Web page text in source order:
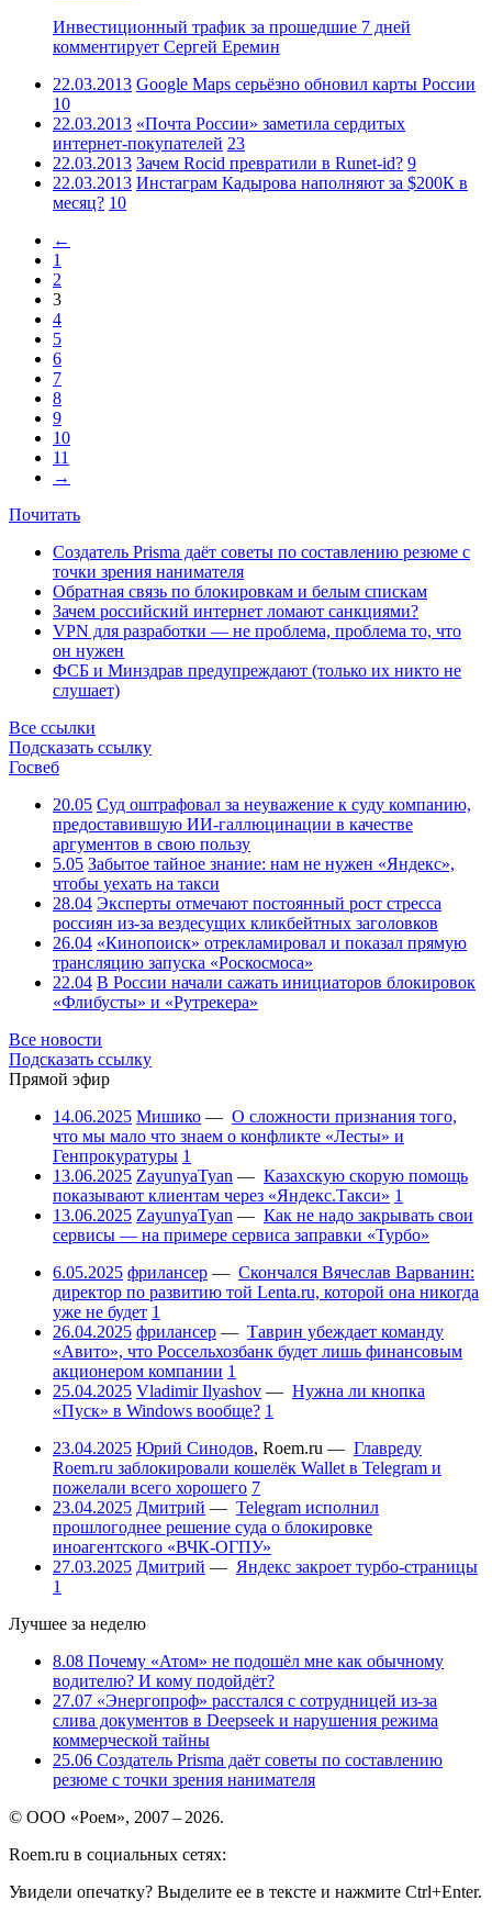
Инвестиционный трафик за прошедшие 7 дней
комментирует Сергей Еремин
22.03.2013 Google Maps серьёзно обновил карты России
10
22.03.2013 «Почта России» заметила сердитых
интернет-покупателей 23
22.03.2013 Зачем Rocid превратили в Runet-id? 9
22.03.2013 Инстаграм Кадырова наполняют за $200К в
месяц? 10
←
1
2
3
4
5
6
7
8
9
10
11
→
Почитать
Создатель Prisma даёт советы по составлению резюме с
точки зрения нанимателя
Обратная связь по блокировкам и белым спискам
Зачем российский интернет ломают санкциями?
VPN для разработки — не проблема, проблема то, что
он нужен
ФСБ и Минздрав предупреждают (только их никто не
слушает)
Все ссылки
Подсказать ссылку
Госвеб
20.05 Суд оштрафовал за неуважение к суду компанию,
предоставившую ИИ-галлюцинации в качестве
аргументов в свою пользу
5.05 Забытое тайное знание: нам не нужен «Яндекс»,
чтобы уехать на такси
28.04 Эксперты отмечают постоянный рост стресса
россиян из-за вездесущих кликбейтных заголовков
26.04 «Кинопоиск» отрекламировал и показал прямую
трансляцию запуска «Роскосмоса»
22.04 В России начали сажать инициаторов блокировок
«Флибусты» и «Рутрекера»
Все новости
Подсказать ссылку
Прямой эфир
14.06.2025 Мишико — О сложности признания того,
что мы мало что знаем о конфликте «Лесты» и
Генпрокуратуры 1
13.06.2025 ZayunyaTyan — Казахскую скорую помощь
показывают клиентам через «Яндекс.Такси» 1
13.06.2025 ZayunyaTyan — Как не надо закрывать свои
сервисы — на примере сервиса заправки «Турбо»
6.05.2025 фрилансер — Скончался Вячеслав Варванин:
директор по развитию той Lenta.ru, которой она никогда
уже не будет 1
26.04.2025 фрилансер — Таврин убеждает команду
«Авито», что Россельхозбанк будет лишь финансовым
акционером компании 1
25.04.2025 Vladimir Ilyashov — Нужна ли кнопка
«Пуск» в Windows вообще? 1
23.04.2025 Юрий Синодов, Roem.ru — Главреду
Roem.ru заблокировали кошелёк Wallet в Telegram и
пожелали всего хорошего 7
23.04.2025 Дмитрий — Telegram исполнил
прошлогоднее решение суда о блокировке
иноагентского «ВЧК-ОГПУ»
27.03.2025 Дмитрий — Яндекс закроет турбо-страницы
1
Лучшее за неделю
8.08 Почему «Атом» не подошёл мне как обычному
водителю? И кому подойдёт?
27.07 «Энергопроф» расстался с сотрудницей из-за
слива документов в Deepseek и нарушения режима
коммерческой тайны
25.06 Создатель Prisma даёт советы по составлению
резюме с точки зрения нанимателя
© ООО «Роем», 2007 – 2026.
Roem.ru в социальных сетях:
Увидели опечатку? Выделите ее в тексте и нажмите Ctrl+Enter.